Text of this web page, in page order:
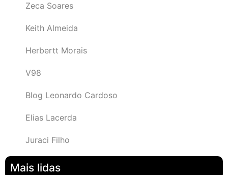
Zeca Soares
Keith Almeida
Herbertt Morais
V98
Blog Leonardo Cardoso
Elias Lacerda
Juraci Filho
Mais lidas